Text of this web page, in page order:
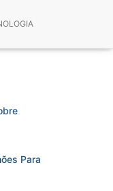
Para